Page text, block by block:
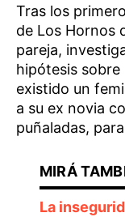
Tras los
de Los Hornos
pareja,
hipótesis sobre
existido un
a su ex novia
puñaladas,
La